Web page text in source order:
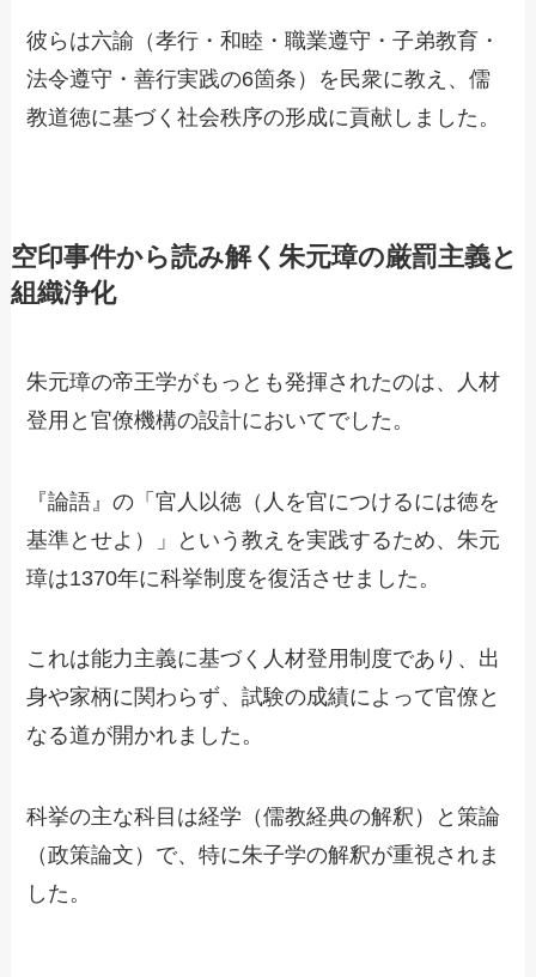
彼らは六諭（孝行・和睦・職業遵守・子弟教育・
法令遵守・善行実践の6箇条）を民衆に教え、儒
教道徳に基づく社会秩序の形成に貢献しました。
空印事件から読み解く朱元璋の厳罰主義と
組織浄化
朱元璋の帝王学がもっとも発揮されたのは、人材
登用と官僚機構の設計においてでした。
『論語』の「官人以徳（人を官につけるには徳を
基準とせよ）」という教えを実践するため、朱元
璋は1370年に科挙制度を復活させました。
これは能力主義に基づく人材登用制度であり、出
身や家柄に関わらず、試験の成績によって官僚と
なる道が開かれました。
科挙の主な科目は経学（儒教経典の解釈）と策論
（政策論文）で、特に朱子学の解釈が重視されま
した。